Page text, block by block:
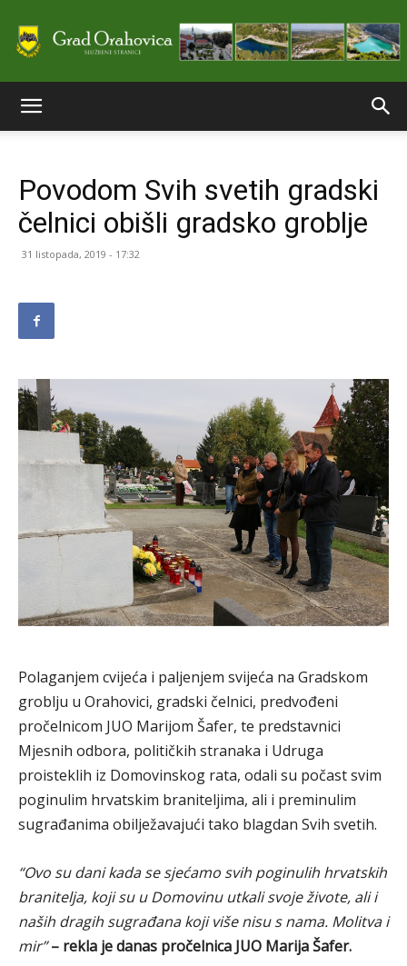
stranice
Povodom Svih svetih gradski
čelnici obišli gradsko groblje
31 listopada, 2019 - 17:32
Polaganjem cvijeća i paljenjem svijeća na Gradskom
groblju u Orahovici, gradski čelnici, predvođeni
pročelnicom JUO Marijom Šafer, te predstavnici
Mjesnih odbora, političkih stranaka i Udruga
proisteklih iz Domovinskog rata, odali su počast svim
poginulim hrvatskim braniteljima, ali i preminulim
sugrađanima obilježavajući tako blagdan Svih svetih.
“Ovo su dani kada se sjećamo svih poginulih hrvatskih
branitelja, koji su u Domovinu utkali svoje živote, ali i
naših dragih sugrađana koji više nisu s nama. Molitva i
mir” – rekla je danas pročelnica JUO Marija Šafer.